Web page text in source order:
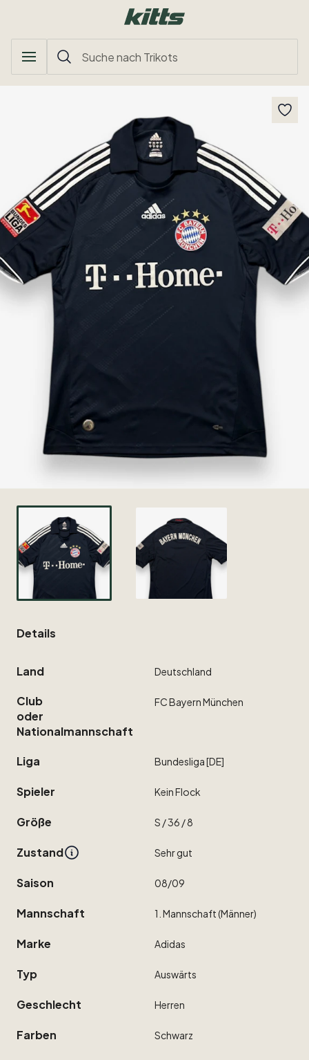
Details
Land Deutschland
Club
oder
Nationalmannschaft
FCBayernMünchen
Liga Bundesliga[DE]
Spieler KeinFlock
Größe S ​/​36 ​/​8
Zustand Sehrgut
Saison 08​/​09
Mannschaft 1. Mannschaft(Männer)
Marke Adidas
Typ Auswärts
Geschlecht Herren
Farben Schwarz